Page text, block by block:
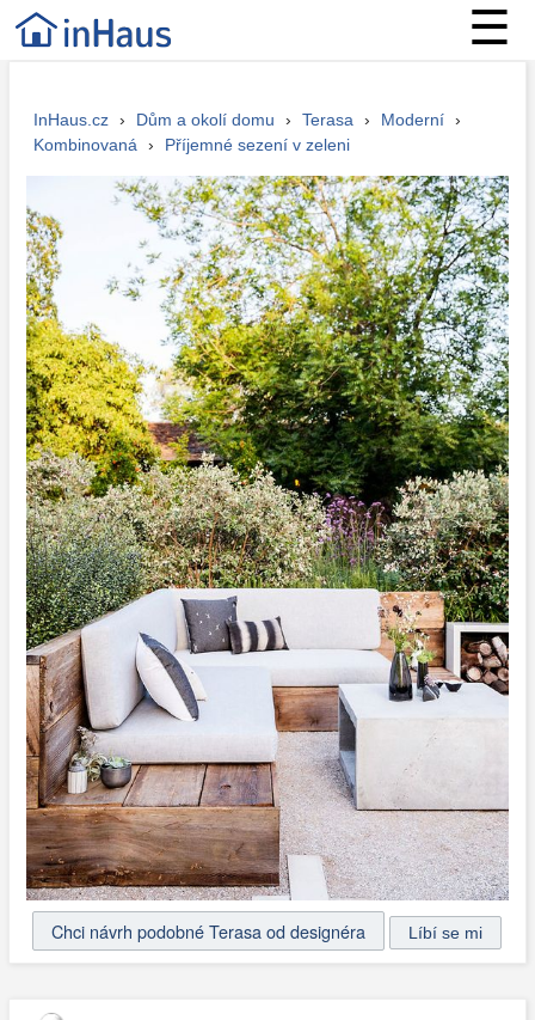
☰
InHaus.cz › Dům a okolí domu › Terasa › Moderní ›
Kombinovaná
› Příjemné sezení v zeleni
Chci návrh podobné Terasa od designéra